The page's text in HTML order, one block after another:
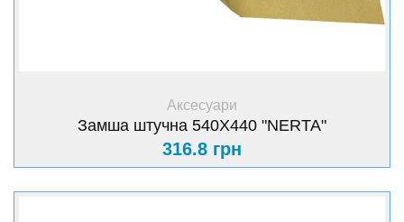
Аксесуари
Замша штучна 540Х440 "NERTA"
316.8 грн